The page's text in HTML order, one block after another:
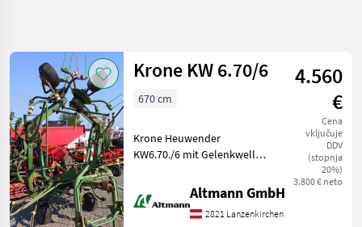
Krone KW 6.70/6
4.560
€
Cena
vključuje
DDV
(stopnja
20%)
3.800 € neto
670 cm
Krone Heuwender
KW6.70./6 mit Gelenkwelle
trosilec, osvetlitev Stroji in
oprema za žetev in spravilo
Vrtavkasti obračalnik
Altmann GmbH
2821 Lanzenkirchen